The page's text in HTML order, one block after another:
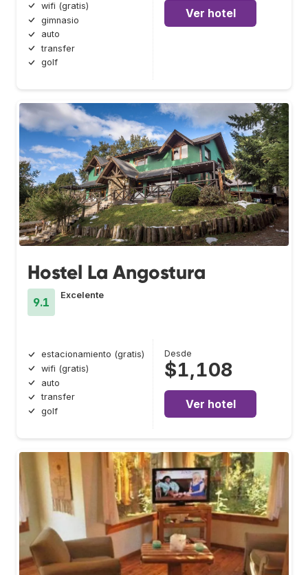
wifi (gratis)
gimnasio
auto
transfer
golf
Ver hotel
Hostel La Angostura
9.1
Excelente
estacionamiento (gratis)
wifi (gratis)
auto
transfer
golf
Desde
$1,108
Ver hotel